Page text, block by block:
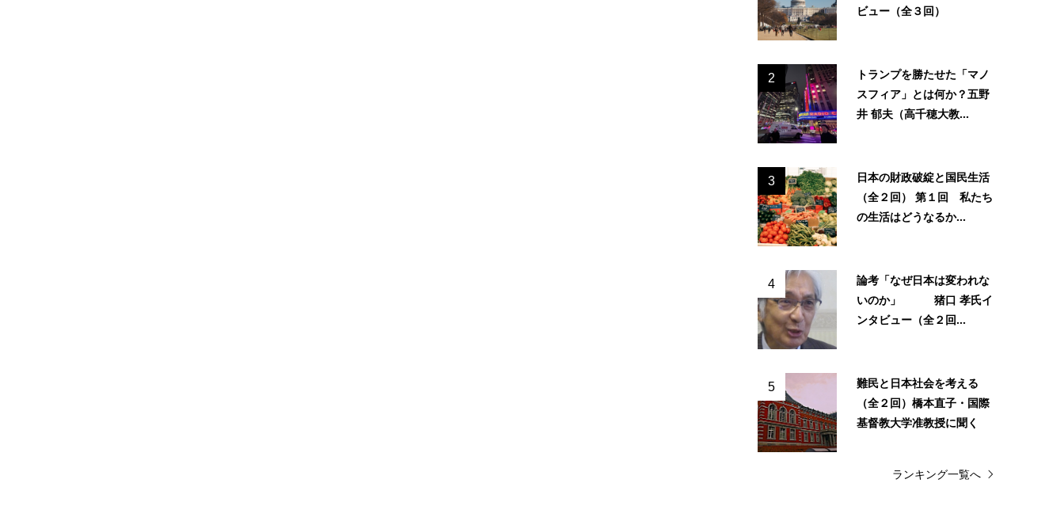
ビュー（全３回）
2
トランプを勝たせた「マノ
スフィア」とは何か？五野
井 郁夫（高千穂大教...
3
日本の財政破綻と国民生活
（全２回） 第１回 私たち
の生活はどうなるか...
4
論考「なぜ日本は変われな
いのか」 猪口 孝氏イ
ンタビュー（全２回...
5
難民と日本社会を考える
（全２回）橋本直子・国際
基督教大学准教授に聞く
ランキング一覧へ